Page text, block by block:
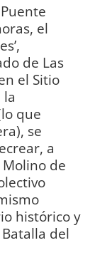
el
de Las
el Sitio
que
se
a
de
histórico y
del